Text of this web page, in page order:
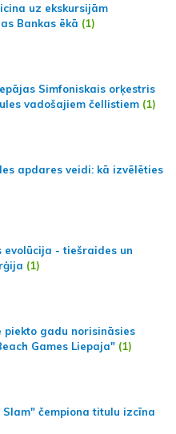
uz ekskursijām
Bankas ēkā (1)
Simfoniskais orķestris
vadošajiem čellistiem (1)
apdares veidi: kā izvēlēties
evolūcija - tiešraides un
(1)
piekto gadu norisināsies
Games Liepaja" (1)
Slam" čempiona titulu izcīna